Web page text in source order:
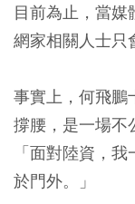
目前為止，當媒
網家相關人士只
事實上，何飛鵬
撐腰，是一場不
「面對陸資，
於門外。」